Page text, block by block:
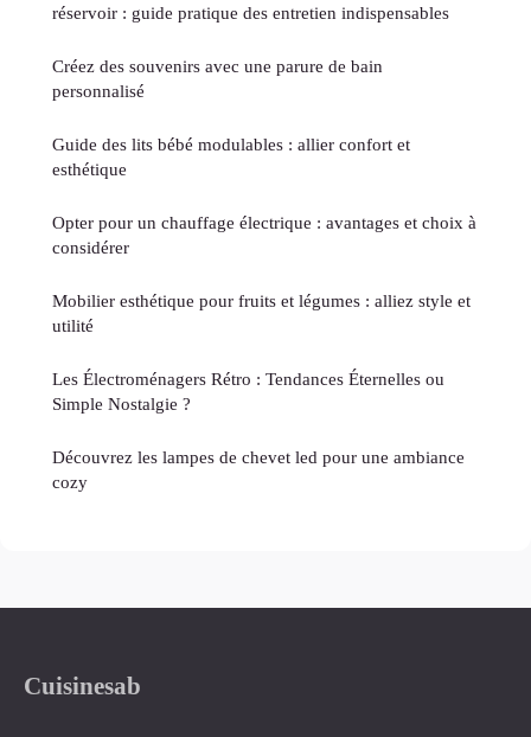
réservoir : guide pratique des entretien indispensables
Créez des souvenirs avec une parure de bain
personnalisé
Guide des lits bébé modulables : allier confort et
esthétique
Opter pour un chauffage électrique : avantages et choix à
considérer
Mobilier esthétique pour fruits et légumes : alliez style et
utilité
Les Électroménagers Rétro : Tendances Éternelles ou
Simple Nostalgie ?
Découvrez les lampes de chevet led pour une ambiance
cozy
Cuisinesab